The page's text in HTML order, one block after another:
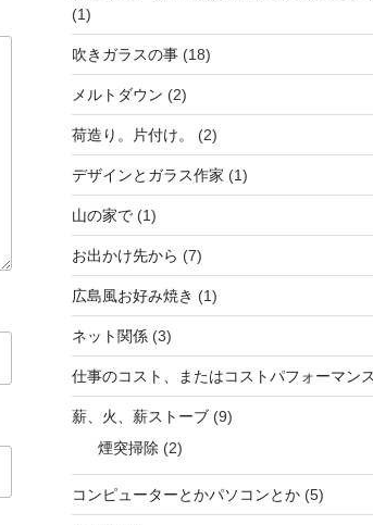
(1)
吹きガラスの事(18)
メルトダウン (2)
荷造り。片付け。 (2)
デザインとガラス作家 (1)
山の家で(1)
お出かけ先から (7)
広島風お好み焼き (1)
ネット関係(3)
仕事のコスト、またはコストパフォーマンス
薪、火、薪ストーブ(9)
煙突掃除 (2)
コンピューターとかパソコンとか(5)